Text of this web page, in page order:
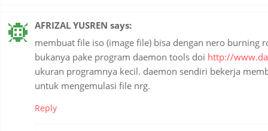
AFRIZAL YUSREN says:
membuat file iso (image file) bisa dengan nero burning
bukanya pake program daemon tools doi http://
ukuran programnya kecil. daemon sendiri bekerja
untuk mengemulasi file nrg.
Reply